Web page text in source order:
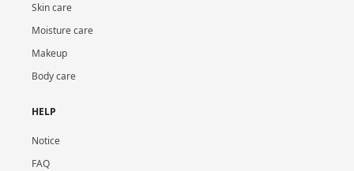
Skin care
Moisture care
Makeup
Body care
HELP
Notice
FAQ